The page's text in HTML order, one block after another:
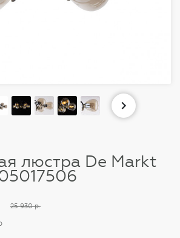
люстра De Markt
25 930 р.